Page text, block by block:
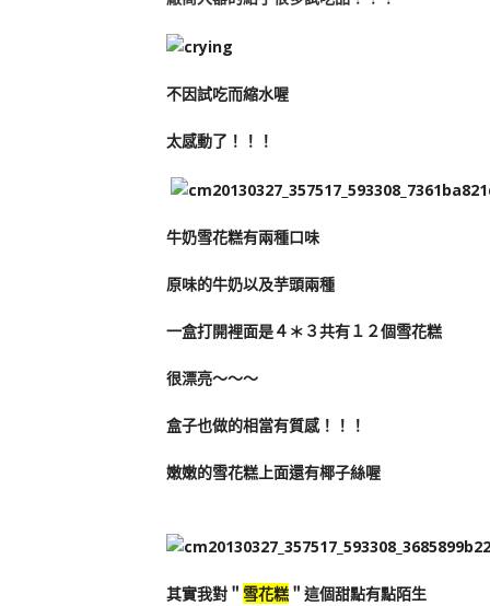
不因試吃而縮水喔
太感動了！！！
牛奶雪花糕有兩種口味
原味的牛奶以及芋頭兩種
一盒打開裡面是４＊３共有１２個雪花糕
很漂亮～～～
盒子也做的相當有質感！！！
嫩嫩的雪花糕上面還有椰子絲喔
其實我對＂ 雪花糕 ＂這個甜點有點陌生